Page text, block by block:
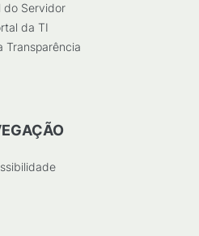
do Servidor
da TI
Transparência